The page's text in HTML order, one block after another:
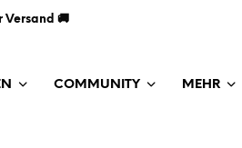
Versand 🚚
COMMUNITY MEHR